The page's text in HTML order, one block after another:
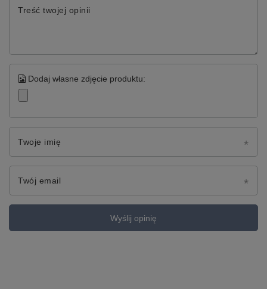
Treść twojej opinii
Dodaj własne zdjęcie produktu:
Twoje imię
Twój email
Wyślij opinię